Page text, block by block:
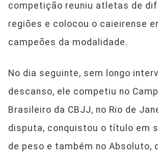
competição reuniu atletas de
regiões e colocou o caieirense
campeões da modalidade.
No dia seguinte, sem longo
descanso, ele competiu no
Brasileiro da CBJJ, no Rio de
disputa, conquistou o título em
de peso e também no Absoluto,